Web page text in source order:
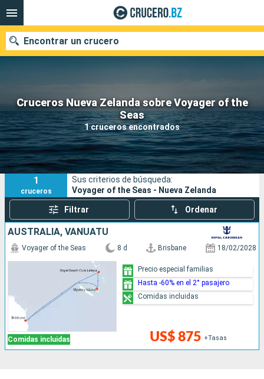
Cruceros Nueva Zelanda sobre Voyager of the
Seas
1 cruceros encontrados
Encontrar un crucero
Nuestros destinos
Fecha de salida
Puertos Compañías
Buscar
1
cruceros
Sus criterios de búsqueda:
Voyager of the Seas - Nueva Zelanda
Filtrar Ordenar
AUSTRALIA, VANUATU
Comidas incluidas
Voyager of the Seas 8 d Brisbane 18/02/2028
US$ 875 +Tasas
Precio especial familias
Hasta -60% en el 2° pasajero
Comidas incluidas